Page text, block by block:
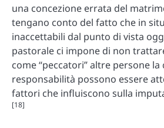
una concezione errata del
tengano conto del fatto che in
inaccettabili dal punto di vista
pastorale ci impone di non
come “peccatori” altre persone la
responsabilità possono essere
fattori che influiscono sulla
[18]